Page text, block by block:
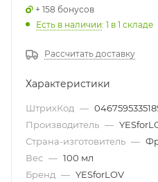
+ 158 бонусов
Есть в наличии: 1 в 1 складе
Рассчитать доставку
Характеристики
ШтрихКод —
Производитель —
Страна-изготовитель —
Вес — 100 мл
Бренд — YESforLOV